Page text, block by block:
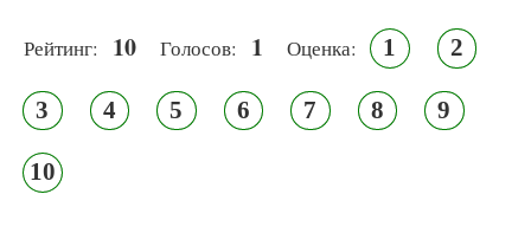
Рейтинг: 10 Голосов: 1 Оценка: 1 2
3 4 5 6 7 8 9
10